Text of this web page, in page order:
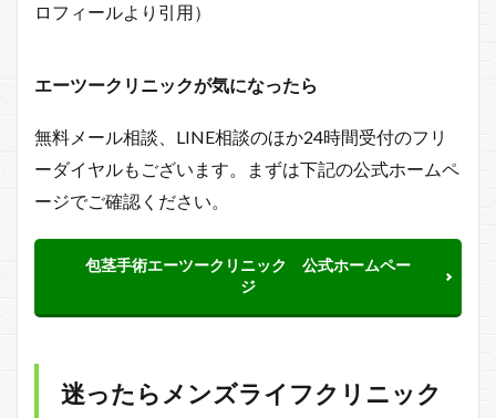
ロフィールより引用）
エーツークリニックが気になったら
無料メール相談、LINE相談のほか24時間受付のフリ
ーダイヤルもございます。まずは下記の公式ホームペ
ージでご確認ください。
包茎手術エーツークリニック 公式ホームペー
ジ
迷ったらメンズライフクリニック